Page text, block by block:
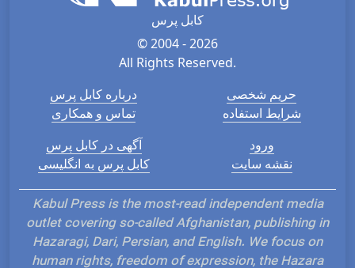
کابل پرس
© 2004 - 2026
All Rights Reserved.
درباره کابل پرس
تماس و همکاری
حریم شخصی
شرایط استفاده
آگهی در کابل پرس
کابل پرس به انگلیسی
ورود
نقشه سایت
Kabul Press is the most-read independent media
outlet covering so-called Afghanistan, publishing in
Hazaragi, Dari, Persian, and English. We focus on
human rights, freedom of expression, the Hazara